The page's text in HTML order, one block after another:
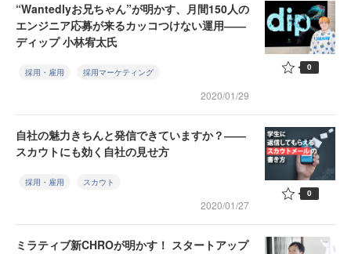
“Wantedlyお兄ちゃん”が明かす、月間150人の
エンジニア応募が来るカッコつけない運用――
ディップ 小林宥太氏
採用・雇用 採用マーケティング
2020/01/29
0
自社の魅力きちんと発信できていますか？――
スカウトにも効く自社の見せ方
採用・雇用 スカウト
2020/01/27
0
ミラティブ新CHROが明かす！ スタートアップ